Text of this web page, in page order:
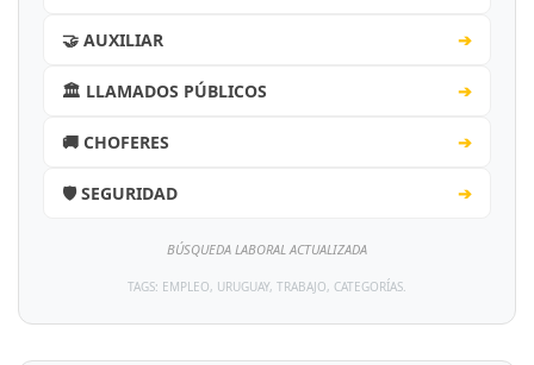
🤝 AUXILIAR ➔
🏛️ LLAMADOS PÚBLICOS ➔
🚚 CHOFERES ➔
🛡️ SEGURIDAD ➔
BÚSQUEDA LABORAL ACTUALIZADA
TAGS: EMPLEO, URUGUAY, TRABAJO, CATEGORÍAS.